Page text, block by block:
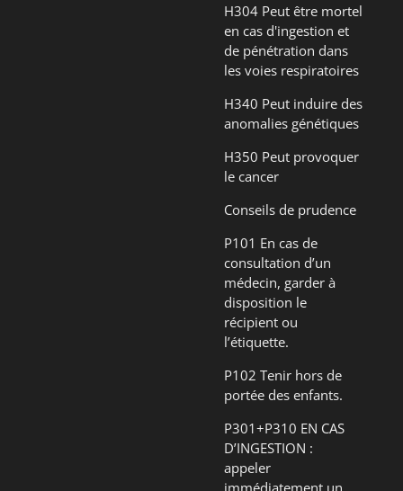
H304 Peut être mortel
en cas d'ingestion et
de pénétration dans
les voies respiratoires
H340 Peut induire des
anomalies génétiques
H350 Peut provoquer
le cancer
Conseils de prudence
P101 En cas de
consultation d’un
médecin, garder à
disposition le
récipient ou
l’étiquette.
P102 Tenir hors de
portée des enfants.
P301+P310 EN CAS
D’INGESTION :
appeler
immédiatement un